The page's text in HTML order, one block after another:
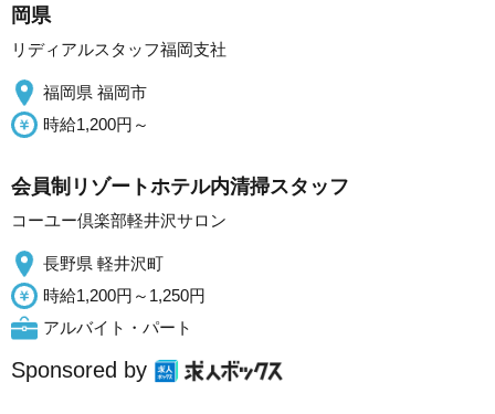
岡県
リディアルスタッフ福岡支社
福岡県 福岡市
時給1,200円～
会員制リゾートホテル内清掃スタッフ
コーユー倶楽部軽井沢サロン
長野県 軽井沢町
時給1,200円～1,250円
アルバイト・パート
Sponsored by